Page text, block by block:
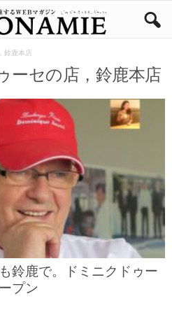
鈴鹿本店
ーセの店，鈴鹿本店
鈴鹿で。ドミニクドゥー
プン